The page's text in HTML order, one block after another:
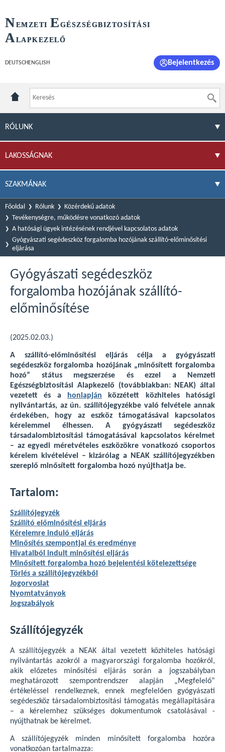
NEMZETI E GÉSZSÉGBIZTOSÍTÁSI
ALAPKEZELŐ
DEUTSCH ENGLISH Bejelentkezés
RÓLUNK
LAKOSSÁGNAK
SZAKMÁNAK
Főoldal Rólunk
Közérdekű adatok
Tevékenységre, működésre vonatkozó adatok
A hatósági ügyek intézésének rendjével kapcsolatos adatok
Gyógyászati segédeszköz forgalomba hozójának szállító-előminősítési
eljárása
Gyógyászati segédeszköz
forgalomba hozójának szállító-
előminősítése
(2025.02.03.)
A szállító-előminősítési eljárás célja a gyógyászati
segédeszköz forgalomba hozójának „minősített forgalomba
hozó” státus megszerzése és ezzel a Nemzeti
Egészségbiztosítási Alapkezelő (továbbiakban: NEAK) által
vezetett és a
honlapján közzétett közhiteles hatósági
nyilvántartás, az ún. szállítójegyzékbe való felvétele annak
érdekében, hogy az eszköz támogatásával kapcsolatos
kérelemmel élhessen. A gyógyászati segédeszköz
társadalombiztosítási támogatásával kapcsolatos kérelmet
– az egyedi méretvételes eszközökre vonatkozó csoportos
kérelem kivételével – kizárólag a NEAK szállítójegyzékben
szereplő minősített forgalomba hozó nyújthatja be.
Tartalom:
Szállítójegyzék
Szállító előminősítési eljárás
Kérelemre induló eljárás
Minősítés szempontjai és eredménye
Hivatalból indult minősítési eljárás
Minősített forgalomba hozó bejelentési kötelezettsége
Törlés a szállítójegyzékből
Jogorvoslat
Nyomtatványok
Jogszabályok
Szállítójegyzék
A szállítójegyzék a NEAK által vezetett közhiteles hatósági
nyilvántartás azokról a magyarországi forgalomba hozókról,
akik előzetes minősítési eljárás során a jogszabályban
meghatározott szempontrendszer alapján „Megfelelő”
értékeléssel rendelkeznek, ennek megfelelően gyógyászati
segédeszköz társadalombiztosítási támogatás megállapítására
– a kérelemhez szükséges dokumentumok csatolásával -
nyújthatnak be kérelmet.
A szállítójegyzék minden minősített forgalomba hozóra
vonatkozóan tartalmazza: